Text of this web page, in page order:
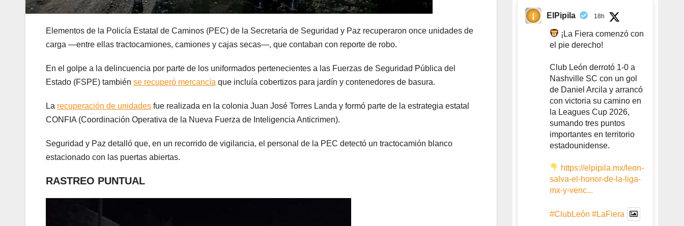
Elementos de la Policía Estatal de Caminos (PEC) de la Secretaría de Seguridad y Paz recuperaron once unidades de
carga —entre ellas tractocamiones, camiones y cajas secas—, que contaban con reporte de robo.
En el golpe a la delincuencia por parte de los uniformados pertenecientes a las Fuerzas de Seguridad Pública del
Estado (FSPE) también se recuperó mercancía que incluía cobertizos para jardín y contenedores de basura.
La recuperación de unidades fue realizada en la colonia Juan José Torres Landa y formó parte de la estrategia estatal
CONFIA (Coordinación Operativa de la Nueva Fuerza de Inteligencia Anticrimen).
Seguridad y Paz detalló que, en un recorrido de vigilancia, el personal de la PEC detectó un tractocamión blanco
estacionado con las puertas abiertas.
RASTREO PUNTUAL
ElPipila 18h
¡La Fiera comenzó con
el pie derecho!
Club León derrotó 1-0 a
Nashville SC con un gol
de Daniel Arcila y arrancó
con victoria su camino en
la Leagues Cup 2026,
sumando tres puntos
importantes en territorio
estadounidense.
https://elpipila.mx/leon-
salva-el-honor-de-la-liga-
mx-y-venc...
#ClubLeón #LaFiera